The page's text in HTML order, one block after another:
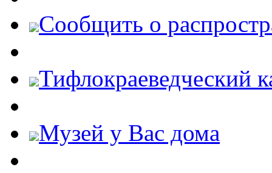
Cообщить о
Тифлокраеведческий
Музей у Вас дома